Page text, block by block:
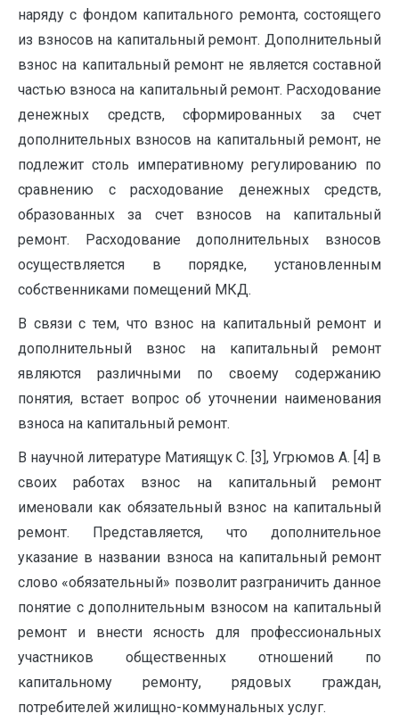
наряду с фондом капитального ремонта, состоящего
из взносов на капитальный ремонт. Дополнительный
взнос на капитальный ремонт не является составной
частью взноса на капитальный ремонт. Расходование
денежных средств, сформированных за счет
дополнительных взносов на капитальный ремонт, не
подлежит столь императивному регулированию по
сравнению с расходование денежных средств,
образованных за счет взносов на капитальный
ремонт. Расходование дополнительных взносов
осуществляется в порядке, установленным
собственниками помещений МКД.
В связи с тем, что взнос на капитальный ремонт и
дополнительный взнос на капитальный ремонт
являются различными по своему содержанию
понятия, встает вопрос об уточнении наименования
взноса на капитальный ремонт.
В научной литературе Матиящук С. [3], Угрюмов А. [4] в
своих работах взнос на капитальный ремонт
именовали как обязательный взнос на капитальный
ремонт. Представляется, что дополнительное
указание в названии взноса на капитальный ремонт
слово «обязательный» позволит разграничить данное
понятие с дополнительным взносом на капитальный
ремонт и внести ясность для профессиональных
участников общественных отношений по
капитальному ремонту, рядовых граждан,
потребителей жилищно-коммунальных услуг.